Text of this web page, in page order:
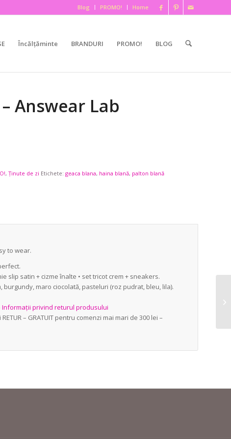
Blog PROMO! Home
Încălțăminte BRANDURI PROMO! BLOG
Answear Lab
,Ținute de zi Etichete:geaca blana, haina blană, palton blană
to wear.
slip satin + cizme înalte • set tricot crem + sneakers.
burgundy, maro ciocolată, pasteluri (roz pudrat, bleu, lila).
Informații privind returul produsului
– GRATUIT pentru comenzi mai mari de 300 lei –